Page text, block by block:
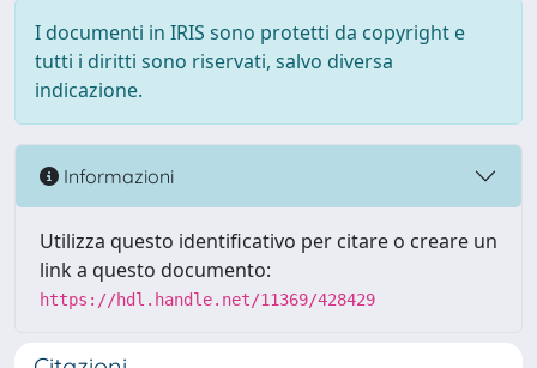
I documenti in IRIS sono protetti da copyright e
tutti i diritti sono riservati, salvo diversa
indicazione.
Informazioni
Utilizza questo identificativo per citare o creare un
link a questo documento:
https://hdl.handle.net/11369/428429